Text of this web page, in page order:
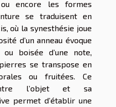
encore les formes
se traduisent en
où la synesthésie joue
d’un anneau évoque
boisée d’une note,
se transpose en
ou fruitées. Ce
l’objet et sa
permet d’établir une